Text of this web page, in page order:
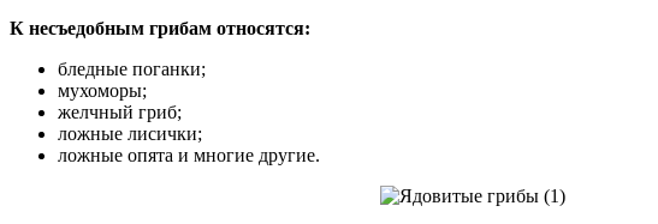
К несъедобным грибам относятся:
бледные поганки;
мухоморы;
желчный гриб;
ложные лисички;
ложные опята и многие другие.